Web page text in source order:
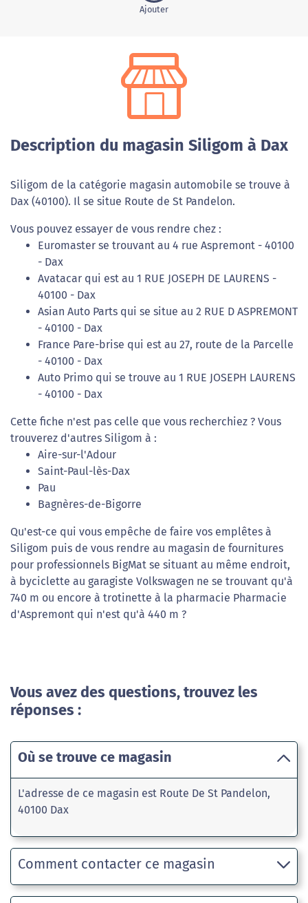
Ajouter
Description du magasin Siligom à Dax
Siligom de la catégorie magasin automobile se trouve à
Dax (40100). Il se situe Route de St Pandelon.
Vous pouvez essayer de vous rendre chez :
Euromaster se trouvant au 4 rue Aspremont - 40100
- Dax
Avatacar qui est au 1 RUE JOSEPH DE LAURENS -
40100 - Dax
Asian Auto Parts qui se situe au 2 RUE D ASPREMONT
- 40100 - Dax
France Pare-brise qui est au 27, route de la Parcelle
- 40100 - Dax
Auto Primo qui se trouve au 1 RUE JOSEPH LAURENS
- 40100 - Dax
Cette fiche n'est pas celle que vous recherchiez ? Vous
trouverez d'autres Siligom à :
Aire-sur-l'Adour
Saint-Paul-lès-Dax
Pau
Bagnères-de-Bigorre
Qu'est-ce qui vous empêche de faire vos emplêtes à
Siligom puis de vous rendre au magasin de fournitures
pour professionnels BigMat se situant au même endroit,
à byciclette au garagiste Volkswagen ne se trouvant qu'à
740 m ou encore à trotinette à la pharmacie Pharmacie
d'Aspremont qui n'est qu'à 440 m ?
Vous avez des questions, trouvez les
réponses :
Où se trouve ce magasin
L'adresse de ce magasin est Route De St Pandelon,
40100 Dax
Comment contacter ce magasin